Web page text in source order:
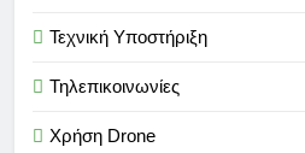
Τεχνική Υποστήριξη
Τηλεπικοινωνίες
Χρήση Drone